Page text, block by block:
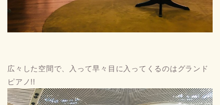
広々した空間で、入って早々目に入ってくるのはグランド
ピアノ!!